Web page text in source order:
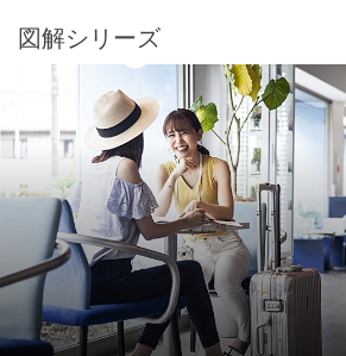
図解シリーズ